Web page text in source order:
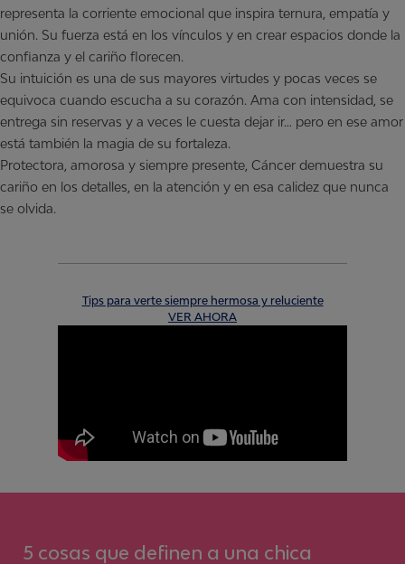
representa la corriente emocional que inspira ternura, empatía y
unión. Su fuerza está en los vínculos y en crear espacios donde la
confianza y el cariño florecen.
Su intuición es una de sus mayores virtudes y pocas veces se
equivoca cuando escucha a su corazón. Ama con intensidad, se
entrega sin reservas y a veces le cuesta dejar ir… pero en ese amor
está también la magia de su fortaleza.
Protectora, amorosa y siempre presente, Cáncer demuestra su
cariño en los detalles, en la atención y en esa calidez que nunca
se olvida.
Tips para verte siempre hermosa y reluciente
VER AHORA
5 cosas que definen a una chica